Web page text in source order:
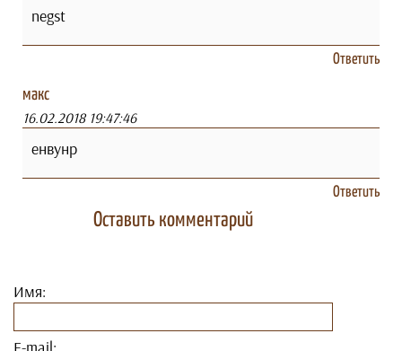
negst
Ответить
макс
16.02.2018 19:47:46
енвунр
Ответить
Оставить комментарий
Имя: